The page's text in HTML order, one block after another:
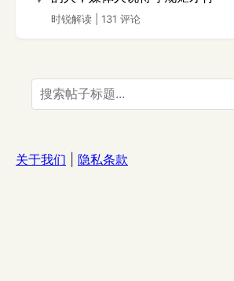
时锐解读 131 评论
关于我们 隐私条款